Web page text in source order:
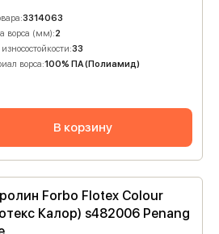
3314063
ворса (мм):2
33
ворса:100% ПА (Полиамид)
В корзину
Forbo Flotex Colour
Калор) s482006 Penang